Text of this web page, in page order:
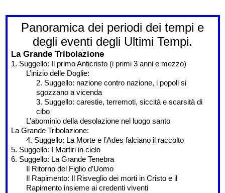
Panoramica dei periodi dei tempi e
degli eventi degli Ultimi Tempi.
La Grande Tribolazione
1. Suggello: Il primo Anticristo (i primi 3 anni e mezzo)
L’inizio delle Doglie:
2. Suggello: nazione contro nazione, i popoli si
sgozzano a vicenda
3. Suggello: carestie, terremoti, siccità e scarsità di
cibo
L’abominio della desolazione nel luogo santo
La Grande Tribolazione:
4. Suggello: La Morte e l’Ades falciano il raccolto
5. Suggello: I Martiri in cielo
6. Suggello: La Grande Tenebra
Il Ritorno del Figlio d’Uomo
Il Rapimento: Il Risveglio dei morti in Cristo e il
Rapimento insieme ai credenti viventi